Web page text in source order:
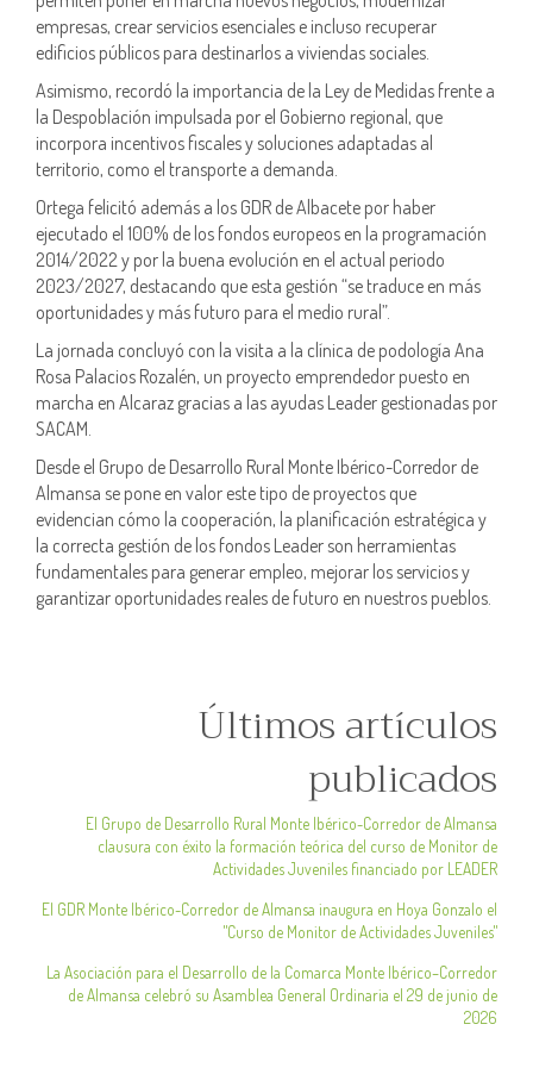
empresas, crear servicios esenciales e incluso recuperar
edificios públicos para destinarlos a viviendas sociales.
Asimismo, recordó la importancia de la Ley de Medidas frente a
la Despoblación impulsada por el Gobierno regional, que
incorpora incentivos fiscales y soluciones adaptadas al
territorio, como el transporte a demanda.
Ortega felicitó además a los GDR de Albacete por haber
ejecutado el 100% de los fondos europeos en la programación
2014/2022 y por la buena evolución en el actual periodo
2023/2027, destacando que esta gestión “se traduce en más
oportunidades y más futuro para el medio rural”.
La jornada concluyó con la visita a la clínica de podología Ana
Rosa Palacios Rozalén, un proyecto emprendedor puesto en
marcha en Alcaraz gracias a las ayudas Leader gestionadas por
SACAM.
Desde el Grupo de Desarrollo Rural Monte Ibérico-Corredor de
Almansa se pone en valor este tipo de proyectos que
evidencian cómo la cooperación, la planificación estratégica y
la correcta gestión de los fondos Leader son herramientas
fundamentales para generar empleo, mejorar los servicios y
garantizar oportunidades reales de futuro en nuestros pueblos.
Últimos artículos
publicados
El Grupo de Desarrollo Rural Monte Ibérico-Corredor de Almansa
clausura con éxito la formación teórica del curso de Monitor de
Actividades Juveniles financiado por LEADER
El GDR Monte Ibérico-Corredor de Almansa inaugura en Hoya Gonzalo el
"Curso de Monitor de Actividades Juveniles"
La Asociación para el Desarrollo de la Comarca Monte Ibérico–Corredor
de Almansa celebró su Asamblea General Ordinaria el 29 de junio de
2026